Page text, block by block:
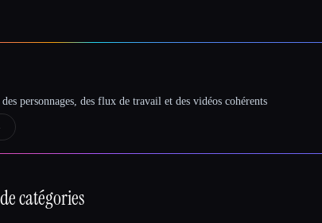
personnages, des flux de travail et des vidéos cohérents
catégories